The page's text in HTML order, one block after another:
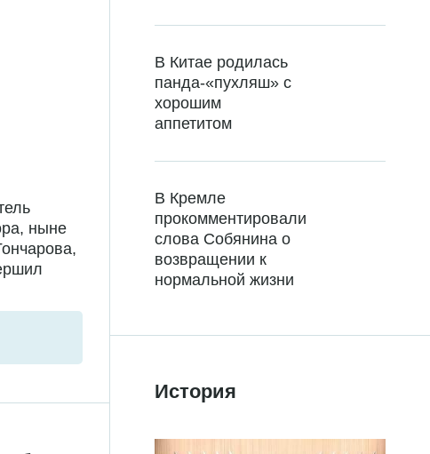
ныне
В Китае родилась
панда-«пухляш» с
хорошим
аппетитом
В Кремле
прокомментировали
слова Собянина о
возвращении к
нормальной жизни
История